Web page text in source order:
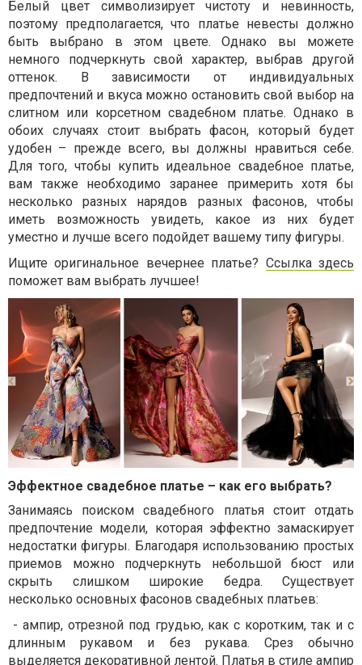
Белый цвет символизирует чистоту и невинность,
поэтому предполагается, что платье невесты должно
быть выбрано в этом цвете. Однако вы можете
немного подчеркнуть свой характер, выбрав другой
оттенок. В зависимости от индивидуальных
предпочтений и вкуса можно остановить свой выбор на
слитном или корсетном свадебном платье. Однако в
обоих случаях стоит выбрать фасон, который будет
удобен – прежде всего, вы должны нравиться себе.
Для того, чтобы купить идеальное свадебное платье,
вам также необходимо заранее примерить хотя бы
несколько разных нарядов разных фасонов, чтобы
иметь возможность увидеть, какое из них будет
уместно и лучше всего подойдет вашему типу фигуры.
Ищите оригинальное вечернее платье? Ссылка здесь
поможет вам выбрать лучшее!
Эффектное свадебное платье – как его выбрать?
Занимаясь поиском свадебного платья стоит отдать
предпочтение модели, которая эффектно замаскирует
недостатки фигуры. Благодаря использованию простых
приемов можно подчеркнуть небольшой бюст или
скрыть слишком широкие бедра. Существует
несколько основных фасонов свадебных платьев:
- ампир, отрезной под грудью, как с коротким, так и с
длинным рукавом и без рукава. Срез обычно
выделяется декоративной лентой. Платья в стиле ампир